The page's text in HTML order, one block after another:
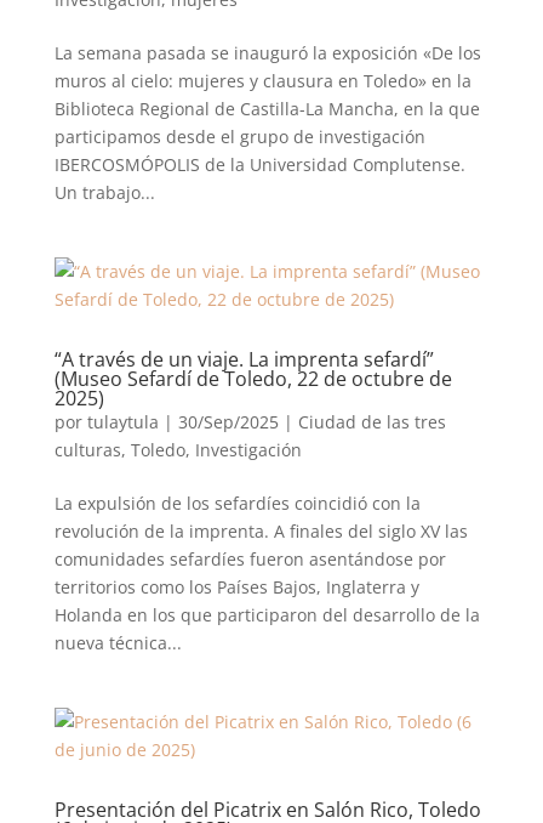
La semana pasada se inauguró la exposición «De los
muros al cielo: mujeres y clausura en Toledo» en la
Biblioteca Regional de Castilla-La Mancha, en la que
participamos desde el grupo de investigación
IBERCOSMÓPOLIS de la Universidad Complutense.
Un trabajo...
“A través de un viaje. La imprenta sefardí”
(Museo Sefardí de Toledo, 22 de octubre de
2025)
por tulaytula | 30/Sep/2025| Ciudad de las tres
culturas, Toledo, Investigación
La expulsión de los sefardíes coincidió con la
revolución de la imprenta. A finales del siglo XV las
comunidades sefardíes fueron asentándose por
territorios como los Países Bajos, Inglaterra y
Holanda en los que participaron del desarrollo de la
nueva técnica...
Presentación del Picatrix en Salón Rico, Toledo